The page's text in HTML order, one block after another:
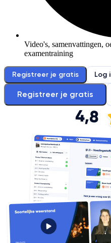
Video's, samenvattingen,
examentraining
Registreer je gratis Log
Registreer je gratis